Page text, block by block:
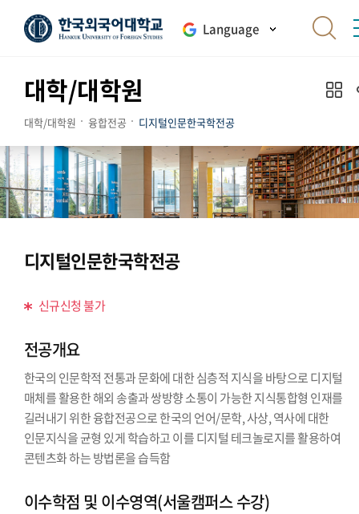
Language
대학/대학원
대학/대학원 융합전공 디지털인문한국학전공
디지털인문한국학전공
신규신청 불가
전공개요
한국의 인문학적 전통과 문화에 대한 심층적 지식을 바탕으로 디지털
매체를 활용한 해외 송출과 쌍방향 소통이 가능한 지식통합형 인재를
길러내기 위한 융합전공으로 한국의 언어/문학, 사상, 역사에 대한
인문지식을 균형 있게 학습하고 이를 디지털 테크놀로지를 활용하여
콘텐츠화 하는 방법론을 습득함
이수학점 및 이수영역(서울캠퍼스 수강)